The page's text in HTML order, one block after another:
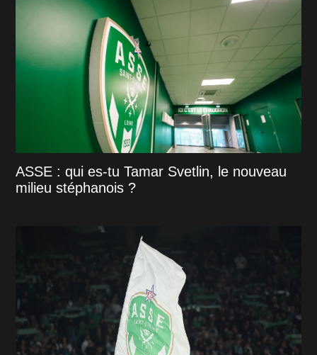
ASSE : qui es-tu Tamar Svetlin, le nouveau
milieu stéphanois ?